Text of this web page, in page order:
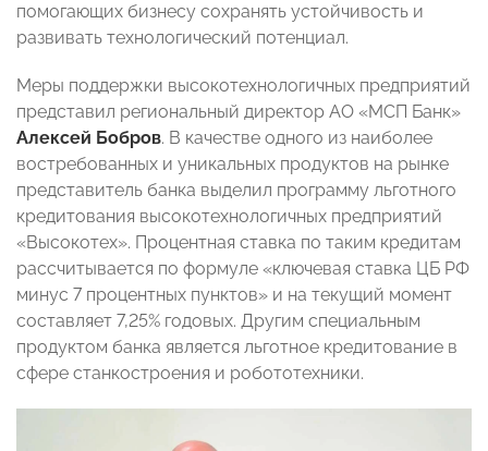
помогающих бизнесу сохранять устойчивость и
развивать технологический потенциал.
Меры поддержки высокотехнологичных предприятий
представил региональный директор АО «МСП Банк»
Алексей Бобров. В качестве одного из наиболее
востребованных и уникальных продуктов на рынке
представитель банка выделил программу льготного
кредитования высокотехнологичных предприятий
«Высокотех». Процентная ставка по таким кредитам
рассчитывается по формуле «ключевая ставка ЦБ РФ
минус 7 процентных пунктов» и на текущий момент
составляет 7,25% годовых. Другим специальным
продуктом банка является льготное кредитование в
сфере станкостроения и робототехники.